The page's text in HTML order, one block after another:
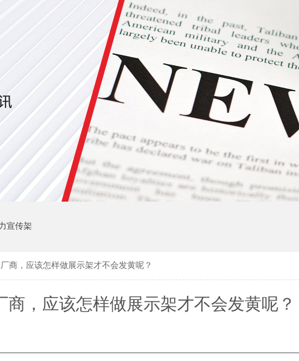
宣传架
商，应该怎样做展示架才不会发黄呢？
商，应该怎样做展示架才不会发黄呢？